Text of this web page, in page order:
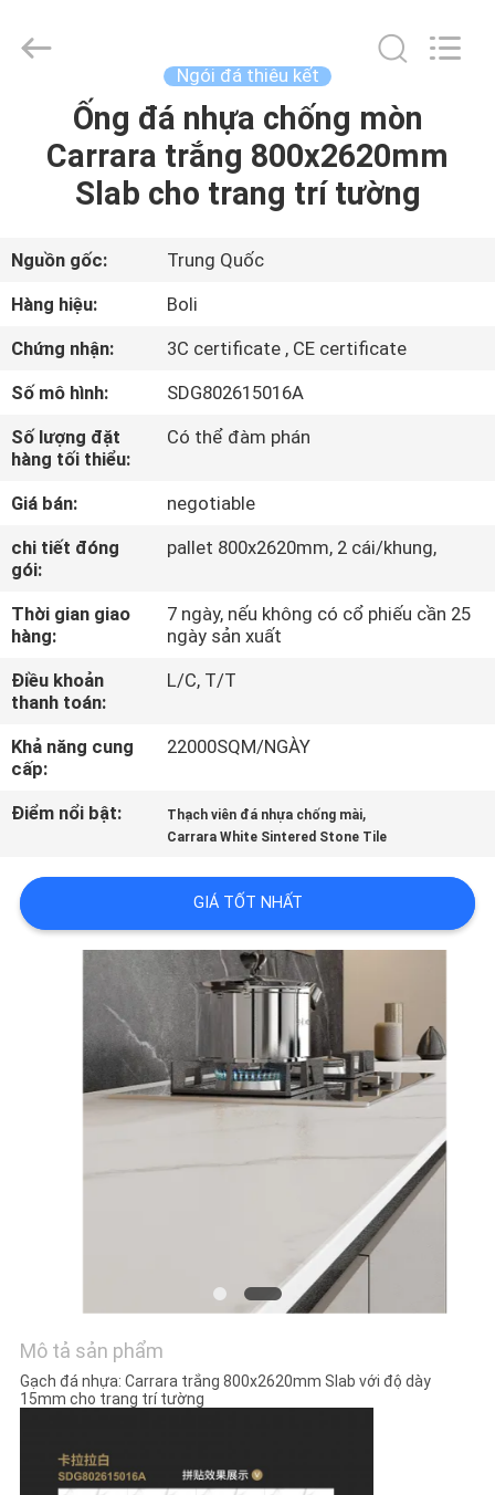
VIDEO
VỀ
CHÚNG
TÔI
CHUYẾN
THAM
QUAN
NHÀ
MÁY
KIỂM
SOÁT
CHẤT
LIÊN
CHÚNG
ĐỒ
TRANG
CERAMICS
Ngói đá thiêu kết
Ống đá nhựa chống mòn
Carrara trắng 800x2620mm
Slab cho trang trí tường
Nguồn gốc:
Trung Quốc
Hàng hiệu:
Boli
Chứng nhận:
3C certificate , CE certificate
Số mô hình:
SDG802615016A
Số lượng đặt
hàng tối thiểu:
Có thể đàm phán
Giá bán:
negotiable
chi tiết đóng
gói:
pallet 800x2620mm, 2 cái/khung,
Thời gian giao
hàng:
7 ngày, nếu không có cổ phiếu cần 25
ngày sản xuất
Điều khoản
thanh toán:
L/C, T/T
Khả năng cung
cấp:
22000SQM/NGÀY
Điểm nổi bật: Thạch viên đá nhựa chống mài,
Carrara White Sintered Stone Tile
GIÁ TỐT NHẤT
Mô tả sản phẩm
Gạch đá nhựa: Carrara trắng 800x2620mm Slab với độ dày
15mm cho trang trí tường